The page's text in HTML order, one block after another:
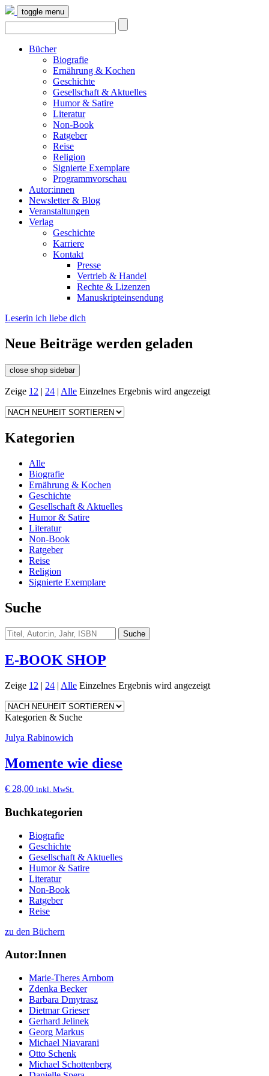
toggle menu
Bücher
Biografie
Ernährung & Kochen
Geschichte
Gesellschaft & Aktuelles
Humor & Satire
Literatur
Non-Book
Ratgeber
Reise
Religion
Signierte Exemplare
Programmvorschau
Autor:innen
Newsletter & Blog
Veranstaltungen
Verlag
Geschichte
Karriere
Kontakt
Presse
Vertrieb & Handel
Rechte & Lizenzen
Manuskripteinsendung
Leserin ich liebe dich
Neue Beiträge werden geladen
close shop sidebar
Zeige 12 | 24 | Alle Einzelnes Ergebnis wird angezeigt
Kategorien
Alle
Biografie
Ernährung & Kochen
Geschichte
Gesellschaft & Aktuelles
Humor & Satire
Literatur
Non-Book
Ratgeber
Reise
Religion
Signierte Exemplare
Suche
E-BOOK SHOP
Zeige 12 | 24 | Alle Einzelnes Ergebnis wird angezeigt
Kategorien & Suche
Julya Rabinowich
Momente wie diese
€ 28,00 inkl. MwSt.
Buchkategorien
Biografie
Geschichte
Gesellschaft & Aktuelles
Humor & Satire
Literatur
Non-Book
Ratgeber
Reise
zu den Büchern
Autor:Innen
Marie-Theres Arnbom
Zdenka Becker
Barbara Dmytrasz
Dietmar Grieser
Gerhard Jelinek
Georg Markus
Michael Niavarani
Otto Schenk
Michael Schottenberg